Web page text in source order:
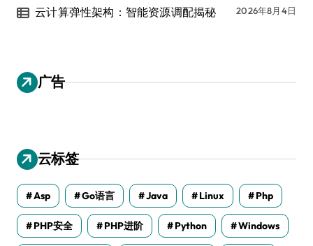
云计算弹性架构：智能资源调配揭秘 2026年8月4日
广告
云标签
Asp Go语言 Java Linux Php
PHP安全 PHP进阶 Python Windows